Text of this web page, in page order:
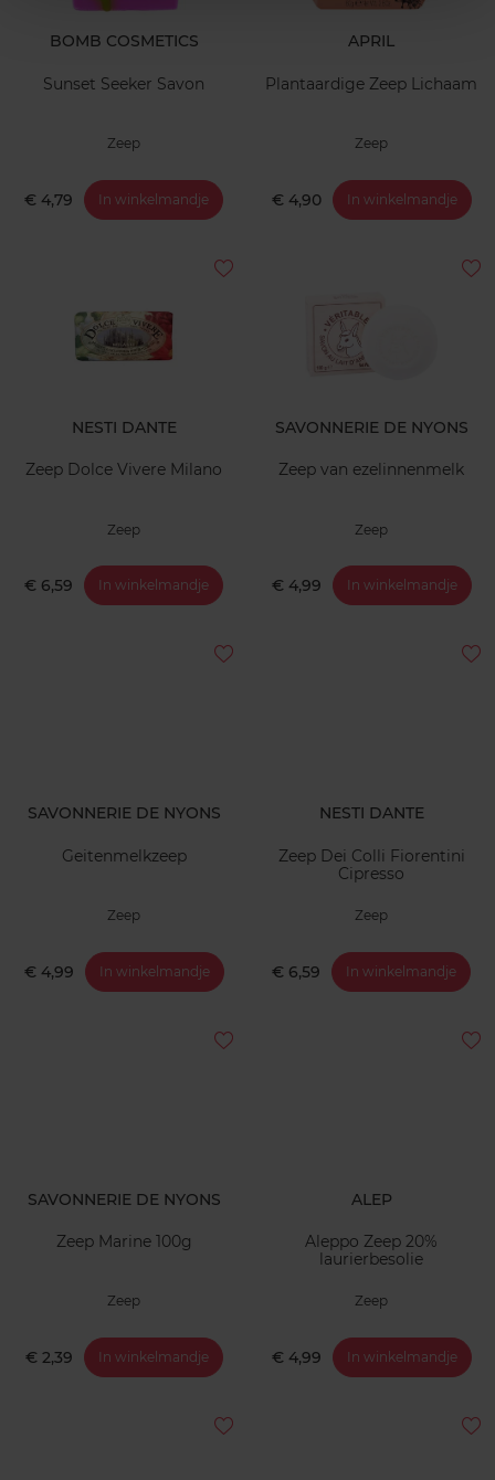
BOMB COSMETICS
Sunset Seeker Savon
Zeep
€ 4,79 In winkelmandje
APRIL
Plantaardige Zeep Lichaam
Zeep
€ 4,90 In winkelmandje
NESTI DANTE
Zeep Dolce Vivere Milano
Zeep
€ 6,59 In winkelmandje
SAVONNERIE DE NYONS
Zeep van ezelinnenmelk
Zeep
€ 4,99 In winkelmandje
SAVONNERIE DE NYONS
Geitenmelkzeep
Zeep
€ 4,99 In winkelmandje
NESTI DANTE
Zeep Dei Colli Fiorentini
Cipresso
Zeep
€ 6,59 In winkelmandje
SAVONNERIE DE NYONS
Zeep Marine 100g
Zeep
€ 2,39 In winkelmandje
ALEP
Aleppo Zeep 20%
laurierbesolie
Zeep
€ 4,99 In winkelmandje